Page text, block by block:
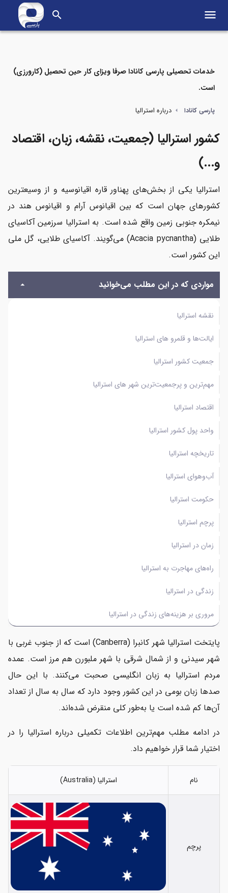
search menu
مواردی که در این مطلب می‌خوانید
نقشه استرالیا
ایالت‌ها و قلمرو های استرالیا
مهم‌ترین و پرجمعیت‌ترین شهر های استرالیا
اقتصاد استرالیا
تاریخچه استرالیا
آب‌وهوای استرالیا
حکومت استرالیا
پرچم استرالیا
زمان در استرالیا
راه‌های مهاجرت به استرالیا
زندگی در استرالیا
مروری بر هزینه‌های زندگی در استرالیا
خدمات تحصیلی پارسی کانادا صرفا ویزای کار حین تحصیل (کارورزی)
است.
پارسی کانادا درباره استرالیا
کشور استرالیا (جمعیت، نقشه، زبان، اقتصاد
و...)
استرالیا یکی از بخش‌های پهناور قاره اقیانوسیه و از وسیعترین
کشورهای جهان است که بین اقیانوس آرام و اقیانوس هند در
نیمکره جنوبی زمین واقع شده است. به استرالیا سرزمین آکاسیای
طلایی (Acacia pycnantha) می‌گویند. آکاسیای طلایی، گل ملی
این کشور است.
مواردی که در این مطلب می‌خوانید
نقشه استرالیا
ایالت‌ها و قلمرو های استرالیا
جمعیت کشور استرالیا
مهم‌ترین و پرجمعیت‌ترین شهر های استرالیا
اقتصاد استرالیا
واحد پول کشور استرالیا
تاریخچه استرالیا
آب‌وهوای استرالیا
حکومت استرالیا
پرچم استرالیا
زمان در استرالیا
راه‌های مهاجرت به استرالیا
زندگی در استرالیا
مروری بر هزینه‌های زندگی در استرالیا
پایتخت استرالیا شهر کانبرا (Canberra) است که از جنوب غربی با
شهر سیدنی و از شمال شرقی با شهر ملبورن هم مرز است. عمده
مردم استرالیا به زبان انگلیسی صحبت می‌کنند. با این حال
صدها زبان بومی در این کشور وجود دارد که سال به سال از تعداد
آن‌ها کم شده است یا به‌طور کلی منقرض شده‌اند.
در ادامه مطلب مهم‌ترین اطلاعات تکمیلی درباره استرالیا را در
اختیار شما قرار خواهیم داد.
نام استرالیا (Australia)
پرچم